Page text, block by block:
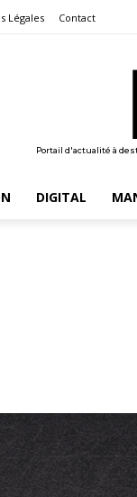
Légales Contact
Portail d'actualité à
DIGITAL